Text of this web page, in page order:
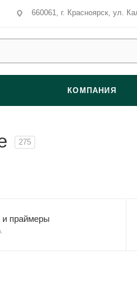
660061, г. Красноярск, ул.
КОМПАНИЯ
275
и праймеры